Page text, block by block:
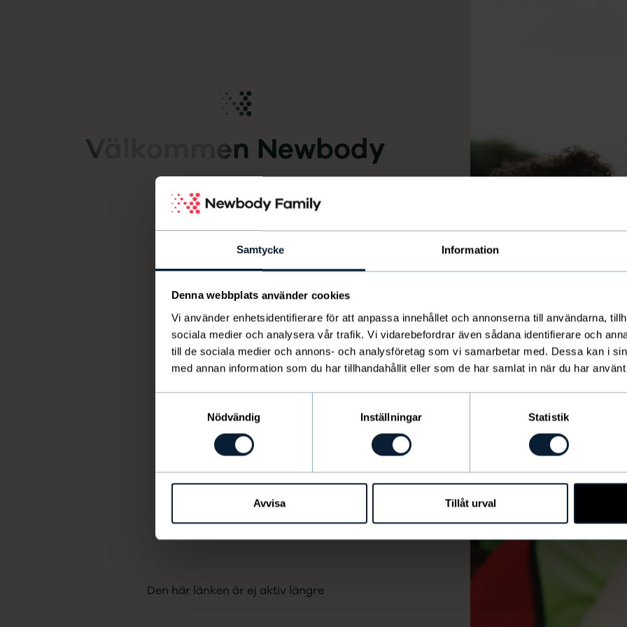
Samtycke Information
Denna webbplats använder cookies
Vi använder enhetsidentifierare för att anpassa innehållet och annonserna till användarna,
sociala medier och analysera vår trafik. Vi vidarebefordrar även sådana identifierare och
till de sociala medier och annons- och analysföretag som vi samarbetar med. Dessa kan i
med annan information som du har tillhandahållit eller som de har samlat in när du har
Nödvändig
Inställningar Statistik
Avvisa Tillåt urval
Välkommen Newbody
Den här länken är ej aktiv längre